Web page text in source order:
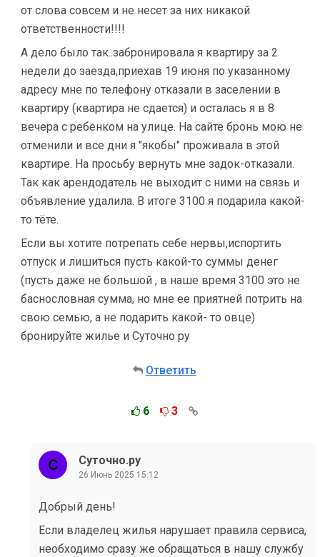
от слова совсем и не несет за них никакой
ответственности!!!!
А дело было так..забронировала я квартиру за 2
недели до заезда,приехав 19 июня по указанному
адресу мне по телефону отказали в заселении в
квартиру (квартира не сдается) и осталась я в 8
вечера с ребенком на улице. На сайте бронь мою не
отменили и все дни я "якобы" проживала в этой
квартире. На просьбу вернуть мне задок-отказали.
Так как арендодатель не выходит с ними на связь и
объявление удалила. В итоге 3100 я подарила какой-
то тёте.
Если вы хотите потрепать себе нервы,испортить
отпуск и лишиться пусть какой-то суммы денег
(пусть даже не большой , в наше время 3100 это не
баснословная сумма, но мне ее приятней потрить на
свою семью, а не подарить какой- то овце)
бронируйте жилье и Суточно ру
Ответить
6 3
Суточно.ру
26 Июнь 2025 15:12
Добрый день!
Если владелец жилья нарушает правила сервиса,
необходимо сразу же обращаться в нашу службу